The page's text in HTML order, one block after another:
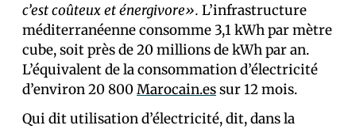
c’est coûteux et énergivore». L’infrastructure
méditerranéenne consomme 3,1 kWh par mètre
cube, soit près de 20 millions de kWh par an.
L’équivalent de la consommation d’électricité
d’environ 20 800 Marocain.essur 12 mois.
Qui dit utilisation d’électricité, dit, dans la